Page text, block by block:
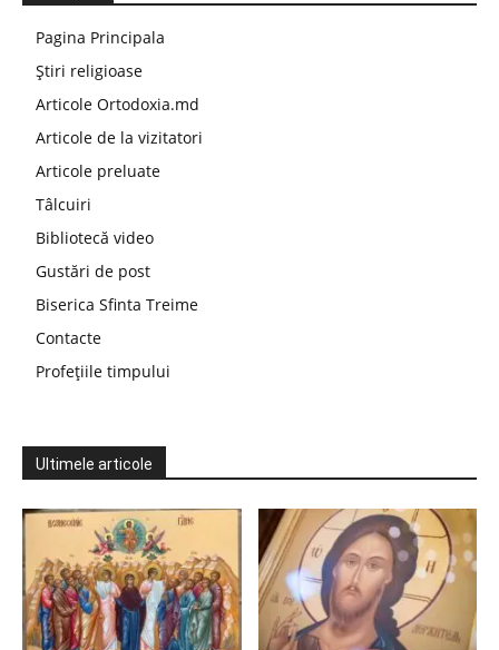
Pagina Principala
Știri religioase
Articole Ortodoxia.md
Articole de la vizitatori
Articole preluate
Tâlcuiri
Bibliotecă video
Gustări de post
Biserica Sfinta Treime
Contacte
Profețiile timpului
Ultimele articole